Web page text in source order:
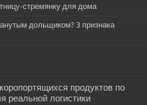
стремянку для дома
дольщиком? 3 признака
продуктов по
реальной логистики